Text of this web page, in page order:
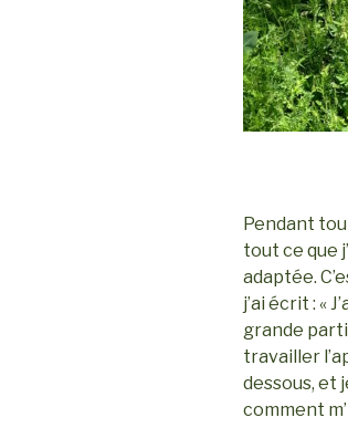
Pendant
tout ce que
adaptée.
j’ai écrit : «
grande
travailler
dessous, et
comment